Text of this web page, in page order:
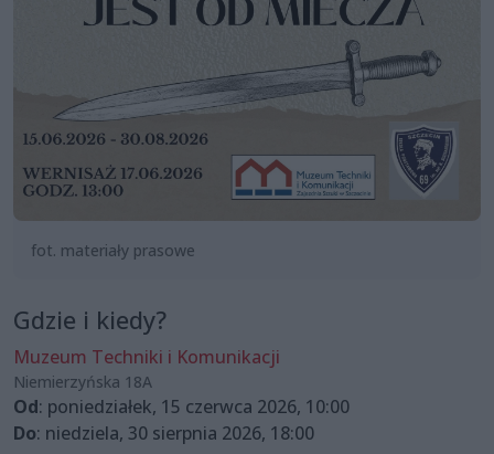
fot. materiały prasowe
Gdzie i kiedy?
Muzeum Techniki i Komunikacji
Niemierzyńska 18A
Od: poniedziałek, 15 czerwca 2026, 10:00
Do: niedziela, 30 sierpnia 2026, 18:00